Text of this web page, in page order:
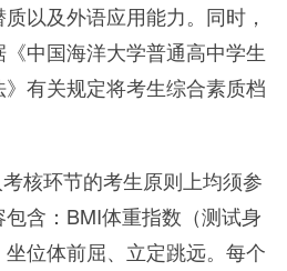
以及外语应用能力。同时，
中国海洋大学普通高中学生
有关规定将考生综合素质档
核环节的考生原则上均须参
含：BMI体重指数（测试身
位体前屈、立定跳远。每个